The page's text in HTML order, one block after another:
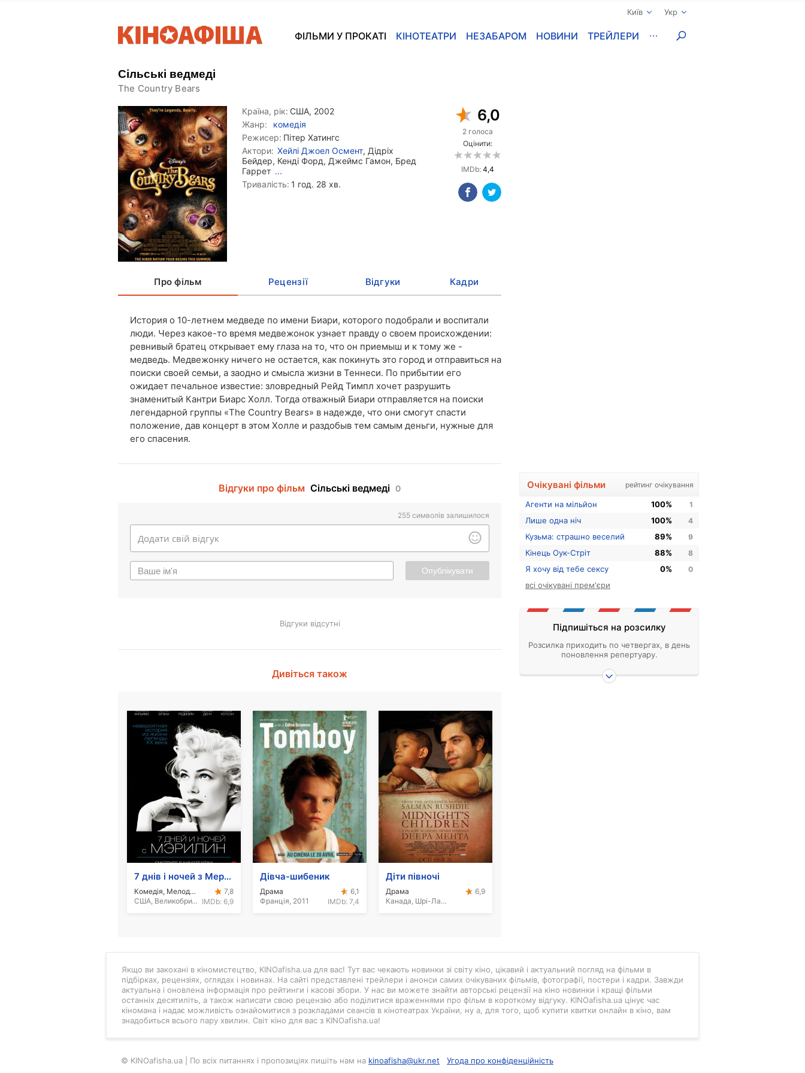
Київ Укр
ФІЛЬМИ У ПРОКАТІ КІНОТЕАТРИ НЕЗАБАРОМ НОВИНИ ТРЕЙЛЕРИ
Сільські ведмеді
The Country Bears
Країна, рік: США, 2002
Жанр:
комедія
Режисер: Пітер Хатингс
Актори: Хейлі Джоел Осмент, Дідріх
Бейдер, Кенді Форд, Джеймс Гамон, Бред
Гаррет ...
Тривалість: 1 год. 28 хв.
6,0
2 голоса
Оцінити:
IMDb: 4,4
Про фільм Рецензії Відгуки Кадри
История о 10-летнем медведе по имени Биари, которого подобрали и воспитали
люди. Через какое-то время медвежонок узнает правду о своем происхождении:
ревнивый братец открывает ему глаза на то, что он приемыш и к тому же -
медведь. Медвежонку ничего не остается, как покинуть это город и отправиться на
поиски своей семьи, а заодно и смысла жизни в Теннеси. По прибытии его
ожидает печальное известие: зловредный Рейд Тимпл хочет разрушить
знаменитый Кантри Биарс Холл. Тогда отважный Биари отправляется на поиски
легендарной группы «The Country Bears» в надежде, что они смогут спасти
положение, дав концерт в этом Холле и раздобыв тем самым деньги, нужные для
его спасения.
Відгуки про фільм Сільські ведмеді 0
255 символів залишилося
Опублікувати
Відгуки відсутні
Дивіться також
7 днів і ночей з Мерилін
Комедія, Мелодрама
США, Великобританія, 2011
7,8
IMDb: 6,9
Дівча-шибеник
Драма
Франція, 2011
6,1
IMDb: 7,4
Діти півночі
Драма
Канада, Шрі-Ланка, 2012
6,9
Очікувані фільми рейтинг очікування
Агенти на мільйон 100% 1
Лише одна ніч 100% 4
Кузьма: страшно веселий 89% 9
Кінець Оук-Стріт 88% 8
Я хочу від тебе сексу 0% 0
всі очікувані прем'єри
Підпишіться на розсилку
Розсилка приходить по четвергах, в день
поновлення репертуару.
Якщо ви закохані в кіномистецтво, KINOafisha.ua для вас! Тут вас чекають новинки зі світу кіно, цікавий і актуальний погляд на фільми в
підбірках, рецензіях, оглядах і новинах. На сайті представлені трейлери і анонси самих очікуваних фільмів, фотографії, постери і кадри. Завжди
актуальна і оновлена інформація про рейтинги і касові збори. У нас ви можете знайти авторські рецензії на кіно новинки і кращі фільми
останніх десятиліть, а також написати свою рецензію або поділитися враженнями про фільм в короткому відгуку. KINOafisha.ua цінує час
кіномана і надає можливість ознайомитися з розкладами сеансів в кінотеатрах України, ну а, для того, щоб купити квитки онлайн в кіно, вам
знадобиться всього пару хвилин. Світ кіно для вас з KINOafisha.ua!
© KINOafisha.ua | По всіх питаннях і пропозиціях пишіть нам на kinoafisha@ukr.net Угода про конфіденційність